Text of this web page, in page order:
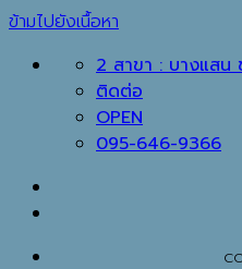
ข้ามไปยังเนื้อหา
2 สาขา : บางแสน
ติดต่อ
OPEN
095-646-9366